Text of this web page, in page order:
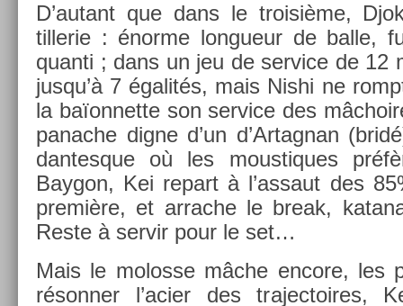
D’autant que dans le troisiè­me,
tillerie : énorme lon­gueur de balle,
quan­ti ; dans un jeu de ser­vice de 12
jusqu’à 7 égalités, mais Nishi ne
la baïon­nette son ser­vice des
panac­he digne d’un d’Ar­tagnan
dan­tesque où les mous­tiques
Baygon, Kei re­part à l’as­saut des
première, et ar­rache le break,
Reste à ser­vir pour le set…
Mais le molos­se mâche en­core, les
résonn­er l’acier des trajec­toires,